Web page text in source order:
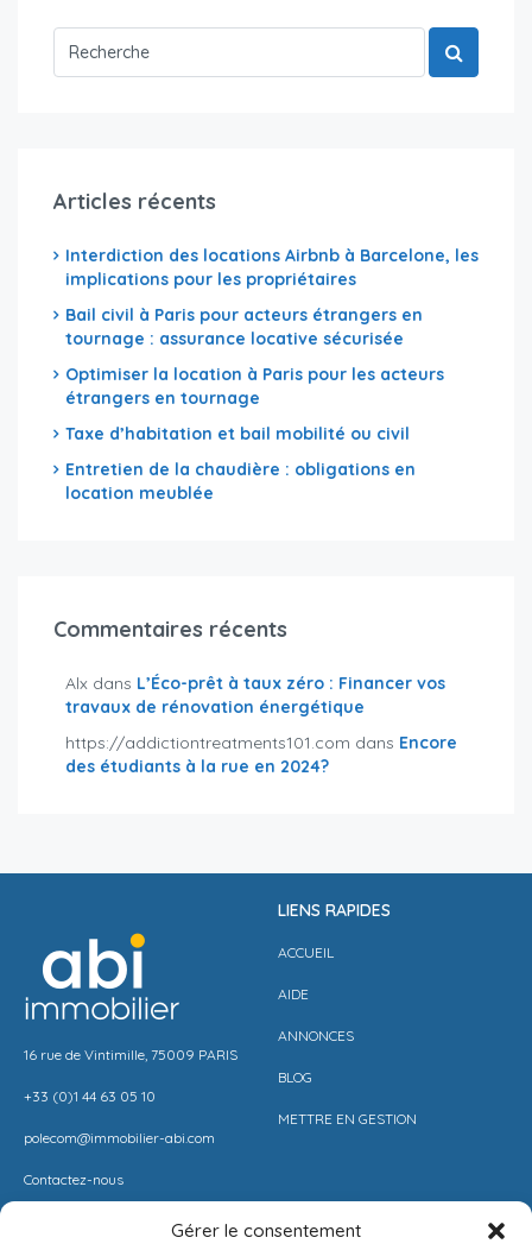
Gérer le consentement
Articles récents
Interdiction des locations Airbnb à Barcelone, les
implications pour les propriétaires
Bail civil à Paris pour acteurs étrangers en
tournage : assurance locative sécurisée
Optimiser la location à Paris pour les acteurs
étrangers en tournage
Taxe d’habitation et bail mobilité ou civil
Entretien de la chaudière : obligations en
location meublée
Commentaires récents
Alx dans L’Éco-prêt à taux zéro : Financer vos
travaux de rénovation énergétique
https://addictiontreatments101.com dans Encore
des étudiants à la rue en 2024?
16 rue de Vintimille, 75009 PARIS
+33 (0)1 44 63 05 10
polecom@immobilier-abi.com
Contactez-nous
LIENS RAPIDES
ACCUEIL
AIDE
ANNONCES
BLOG
METTRE EN GESTION